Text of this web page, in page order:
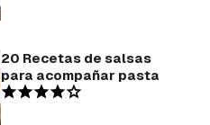
20 Recetas de salsas
para acompañar pasta